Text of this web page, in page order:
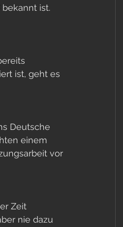
bekannt ist.
ist, geht es
Deutsche
einem
vor
Zeit
nie dazu